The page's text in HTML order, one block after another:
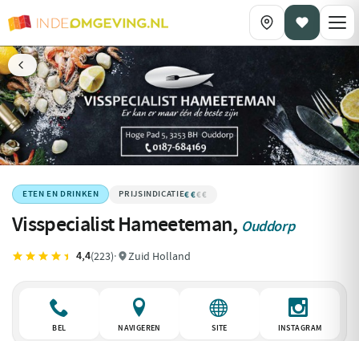
ETEN EN DRINKEN €€
€€€€
Visspecialist Hameeteman, Ouddorp
4,4(223)· Zuid Holland
BEL NAVIGEREN SITE INSTAGRAM